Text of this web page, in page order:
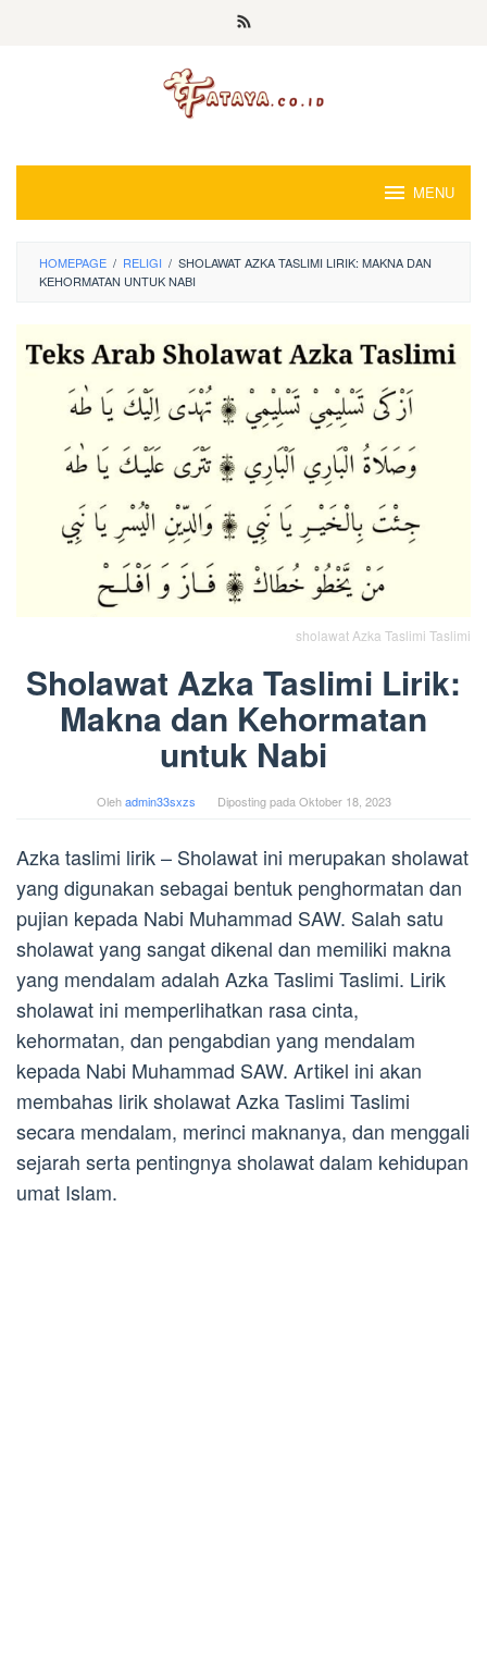
MENU
HOMEPAGE / RELIGI / SHOLAWAT AZKA TASLIMI LIRIK: MAKNA DAN
KEHORMATAN UNTUK NABI
sholawat Azka Taslimi Taslimi
Sholawat Azka Taslimi Lirik:
Makna dan Kehormatan
untuk Nabi
Olehadmin33sxzs Diposting padaOktober 18, 2023
Azka taslimi lirik – Sholawat ini merupakan sholawat
yang digunakan sebagai bentuk penghormatan dan
pujian kepada Nabi Muhammad SAW. Salah satu
sholawat yang sangat dikenal dan memiliki makna
yang mendalam adalah Azka Taslimi Taslimi. Lirik
sholawat ini memperlihatkan rasa cinta,
kehormatan, dan pengabdian yang mendalam
kepada Nabi Muhammad SAW. Artikel ini akan
membahas lirik sholawat Azka Taslimi Taslimi
secara mendalam, merinci maknanya, dan menggali
sejarah serta pentingnya sholawat dalam kehidupan
umat Islam.